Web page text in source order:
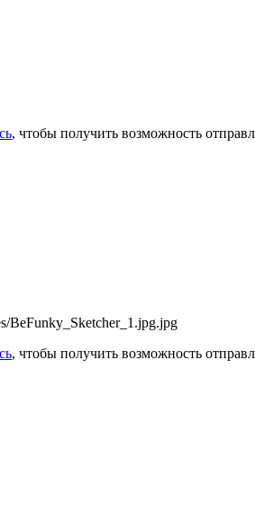
, чтобы получить возможность
, чтобы получить возможность